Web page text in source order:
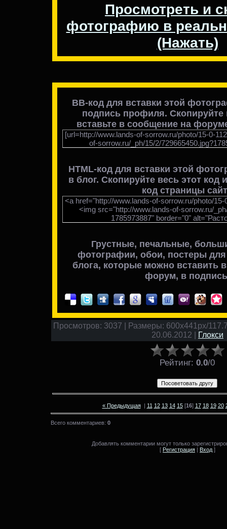
Просмотреть и
фотографию в
(Нажать)
BB-код для вставки этой
подпись профиля. Скопируйте
вставьте в сообщение на
[url=http://www.lands-of-sorrow.ru/photo/15-0-
of-sorrow.ru/_ph/15/2/
HTML-код для вставки этой
в блог. Скопируйте весь этот код
код страницы
<a href="http://www.lands-of-sorrow.ru/photo/
<img src="http://www.lands-of-sorrow.ru/
1785973887" border="0"
Грустные, печальные,
фотографии, обои, постеры
блога, которые можно вставить в
форум, в
Просмотров: 3037 | Размеры: 600x441px/
20.06.2012 |
Глокси
Рейтинг: 0.0/0
« Предыдущая| 11 12 13 14 15[16] 17 18 19 20
Всего комментариев: 0
Добавлять комментарии могут только
[ Регистрация Вход ]